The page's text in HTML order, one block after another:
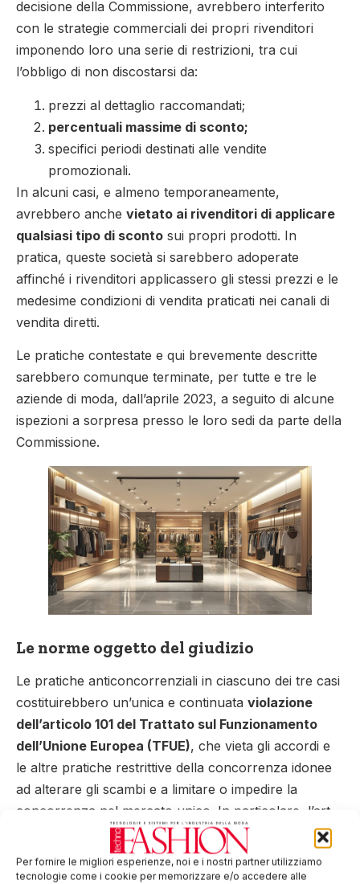
Per fornire le migliori esperienze, noi e i nostri partner utilizziamo
tecnologie come i cookie per memorizzare e/o accedere alle
decisione della Commissione, avrebbero interferito
con le strategie commerciali dei propri rivenditori
imponendo loro una serie di restrizioni, tra cui
l’obbligo di non discostarsi da:
prezzi al dettaglio raccomandati;
percentuali massime di sconto;
specifici periodi destinati alle vendite
promozionali.
In alcuni casi, e almeno temporaneamente,
avrebbero anche vietato ai rivenditori di applicare
qualsiasi tipo di sconto sui propri prodotti. In
pratica, queste società si sarebbero adoperate
affinché i rivenditori applicassero gli stessi prezzi e le
medesime condizioni di vendita praticati nei canali di
vendita diretti.
Le pratiche contestate e qui brevemente descritte
sarebbero comunque terminate, per tutte e tre le
aziende di moda, dall’aprile 2023, a seguito di alcune
ispezioni a sorpresa presso le loro sedi da parte della
Commissione.
Le norme oggetto del giudizio
Le pratiche anticoncorrenziali in ciascuno dei tre casi
costituirebbero un’unica e continuata violazione
dell’articolo 101 del Trattato sul Funzionamento
dell’Unione Europea (TFUE), che vieta gli accordi e
le altre pratiche restrittive della concorrenza idonee
ad alterare gli scambi e a limitare o impedire la
concorrenza nel mercato unico. In particolare, l’art
101del TFUE prescrive:
Sono incompatibili con il mercato interno